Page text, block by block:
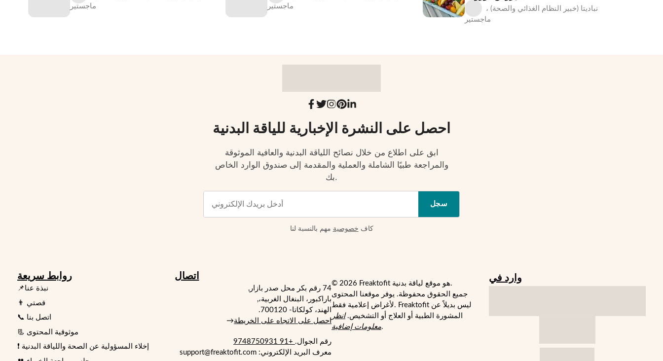
ماجستير
ماجستير
نباديتا (خبير النظام الغذائي والصحة) ،
ماجستير
احصل على النشرة الإخبارية للياقة البدنية
ابق على اطلاع من خلال نصائح اللياقة البدنية والعافية الموثوقة
والمراجعة طبيًا الشاملة والعملية والمقدمة إلى صندوق الوارد الخاص
بك.
سجل
كاف خصوصية مهم بالنسبة لنا
روابط سريعة
📌نبذة عنا
👨 قصتي
📞 اتصل بنا
📃 موثوقية المحتوى
❗ إخلاء المسؤولية عن الصحة واللياقة البدنية
اتصال
74 رقم بكر محل صدر بازار,
باراكبور، البنغال الغربية،,
الهند، كولكاتا- 700120.
احصل على الاتجاه على الخريطة→
رقم الجوال. +91 9748750931
معرف البريد الإلكتروني: support@freaktofit.com
© 2026 Freaktofit هو موقع لياقة بدنية.
جميع الحقوق محفوظة. يوفر موقعنا المحتوى
لأغراض إعلامية فقط. Freaktofit ليس بديلاً عن
المشورة الطبية أو العلاج أو التشخيص.انظر
معلومات إضافية.
وارد في